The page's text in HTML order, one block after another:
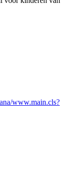
www.main.cls?